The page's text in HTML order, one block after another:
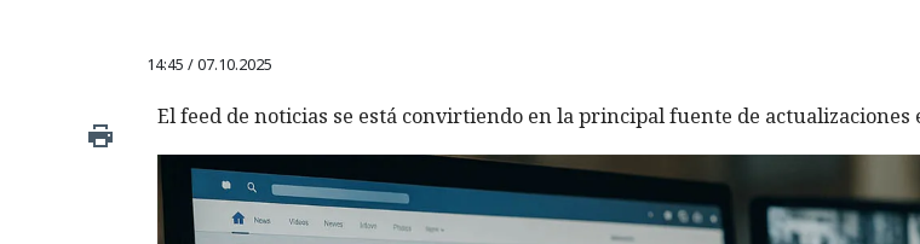
14:45 / 07.10.2025
El feed de noticias se está convirtiendo en la principal fuente de actualizaciones